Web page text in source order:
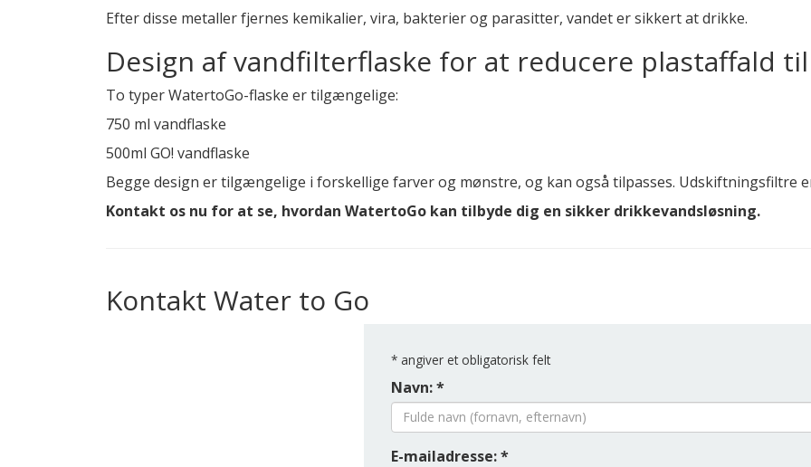
Efter disse metaller fjernes kemikalier, vira, bakterier og parasitter, vandet er sikkert at drikke.
Design af vandfilterflaske for at reducere plastaffald
To typer WatertoGo-flaske er tilgængelige:
750 ml vandflaske
500ml GO! vandflaske
Begge design er tilgængelige i forskellige farver og mønstre, og kan også tilpasses. Udskiftningsfiltre
Kontakt os nu for at se, hvordan WatertoGo kan tilbyde dig en sikker drikkevandsløsning.
Kontakt Water to Go
* angiver et obligatorisk felt
Navn: *
E-mailadresse: *